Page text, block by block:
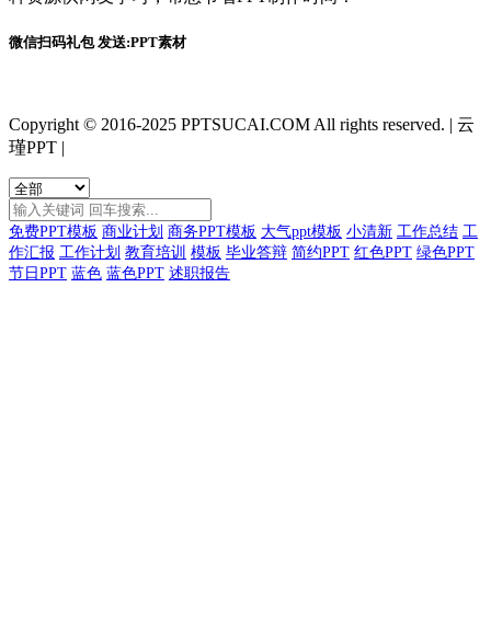
微信扫码礼包 发送:PPT素材
Copyright © 2016-2025 PPTSUCAI.COM All rights reserved. | 云
瑾PPT |
免费PPT模板 商业计划 商务PPT模板 大气ppt模板 小清新 工作总结 工
作汇报 工作计划 教育培训 模板 毕业答辩 简约PPT 红色PPT 绿色PPT
节日PPT 蓝色 蓝色PPT 述职报告